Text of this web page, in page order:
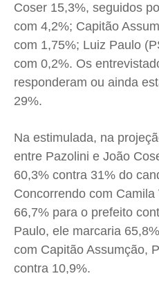
Coser 15,3%, seguidos
com 4,2%; Capitão
com 1,75%; Luiz Paulo
com 0,2%. Os
responderam ou ainda
29%.
Na estimulada, na
entre Pazolini e João
60,3% contra 31% do
Concorrendo com
66,7% para o prefeito
Paulo, ele marcaria
com Capitão Assumção,
contra 10,9%.